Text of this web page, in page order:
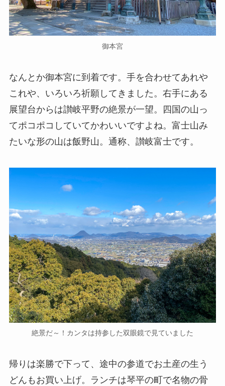
御本宮
なんとか御本宮に到着です。手を合わせてあれや
これや、いろいろ祈願してきました。右手にある
展望台からは讃岐平野の絶景が一望。四国の山っ
てポコポコしていてかわいいですよね。富士山み
たいな形の山は飯野山。通称、讃岐富士です。
絶景だ～！カンタは持参した双眼鏡で見ていました
帰りは楽勝で下って、途中の参道でお土産の生う
どんもお買い上げ。ランチは琴平の町で名物の骨